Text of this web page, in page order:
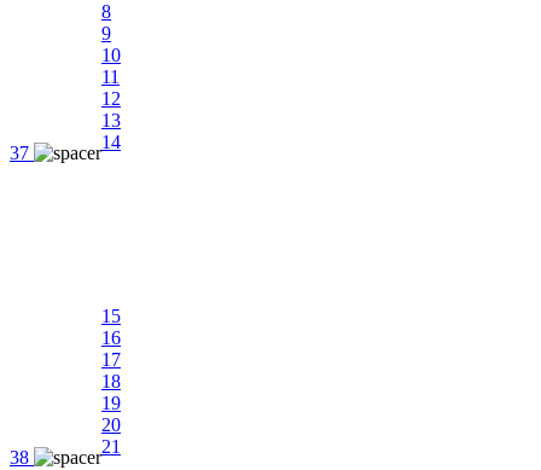
37
8
9
10
11
12
13
14
38
15
16
17
18
19
20
21